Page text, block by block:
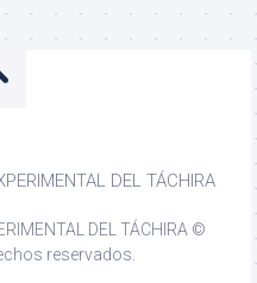
DEL TÁCHIRA ©
reservados.